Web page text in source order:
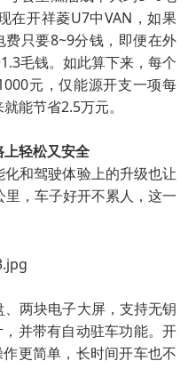
在开祥菱U7中VAN，如果
只要8~9分钱，即便在外
毛钱。如此算下来，每个
元，仅能源开支一项每
能节省2.5万元。
轻松又安全
和驾驶体验上的升级也让
，车子好开不累人，这一
两块电子大屏，支持无钥
并带有自动驻车功能。开
更简单，长时间开车也不